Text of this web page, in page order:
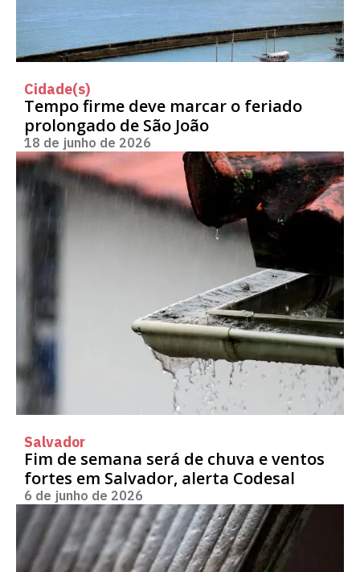
Cidade(s)
Tempo firme deve marcar o feriado
prolongado de São João
18 de junho de 2026
Salvador
Fim de semana será de chuva e ventos
fortes em Salvador, alerta Codesal
6 de junho de 2026